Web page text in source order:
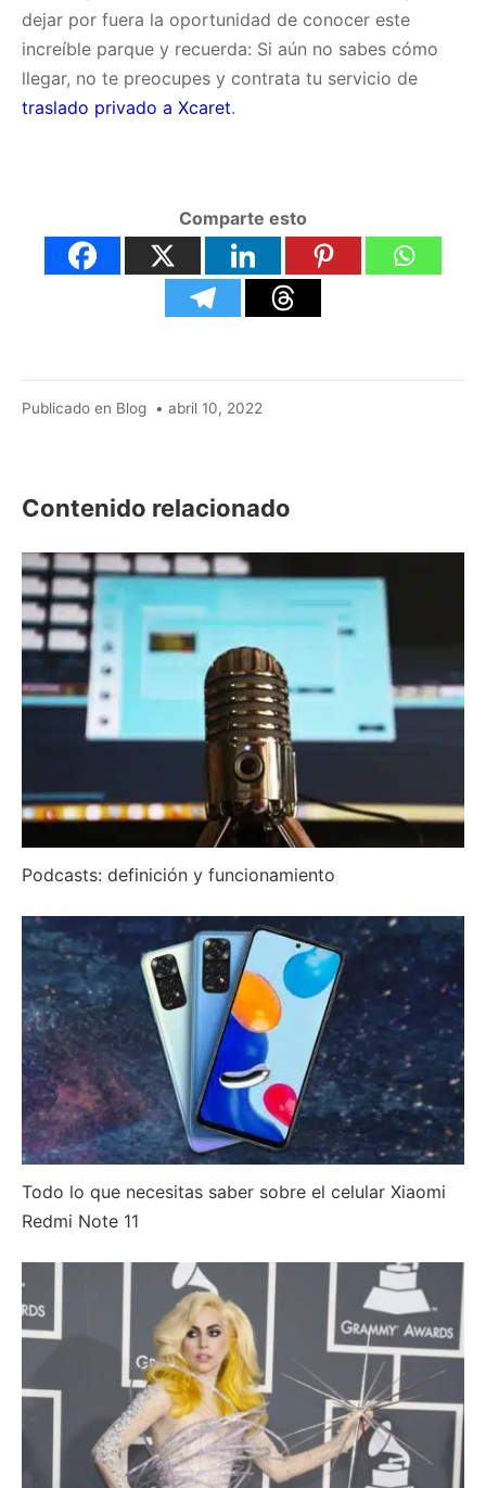
dejar por fuera la oportunidad de conocer este
increíble parque y recuerda: Si aún no sabes cómo
llegar, no te preocupes y contrata tu servicio de
traslado privado a Xcaret.
Comparte esto
Publicado en Blog • abril 10, 2022
Contenido relacionado
Podcasts: definición y funcionamiento
Todo lo que necesitas saber sobre el celular Xiaomi
Redmi Note 11